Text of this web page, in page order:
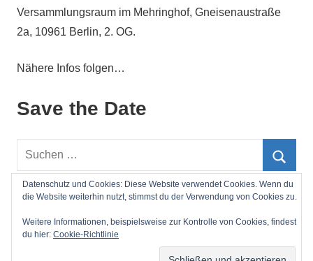
Versammlungsraum im Mehringhof, Gneisenaustraße
2a, 10961 Berlin, 2. OG.
Nähere Infos folgen…
Save the Date
Suchen
Impressum
Datenschutz und Cookies: Diese Website verwendet Cookies. Wenn du
die Website weiterhin nutzt, stimmst du der Verwendung von Cookies zu.
Weitere Informationen, beispielsweise zur Kontrolle von Cookies, findest
du hier: Cookie-Richtlinie